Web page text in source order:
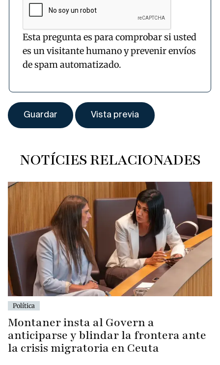
Esta pregunta es para comprobar si usted
es un visitante humano y prevenir envíos
de spam automatizado.
NOTÍCIES RELACIONADES
Política
Montaner insta al Govern a
anticiparse y blindar la frontera ante
la crisis migratoria en Ceuta